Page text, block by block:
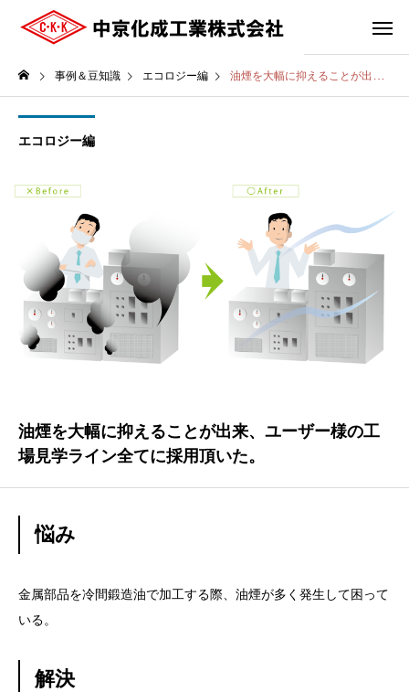
事例＆豆知識 エコロジー編 油煙を大幅に抑えることが出来、ユーザー様の工場見学ライン全てに採用頂いた。
エコロジー編
油煙を大幅に抑えることが出来、ユーザー様の工
場見学ライン全てに採用頂いた。
悩み
金属部品を冷間鍛造油で加工する際、油煙が多く発生して困って
いる。
解決